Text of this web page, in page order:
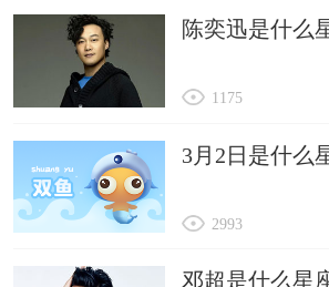
陈奕迅是什么
1175
3月2日是什么
2993
邓超是什么星